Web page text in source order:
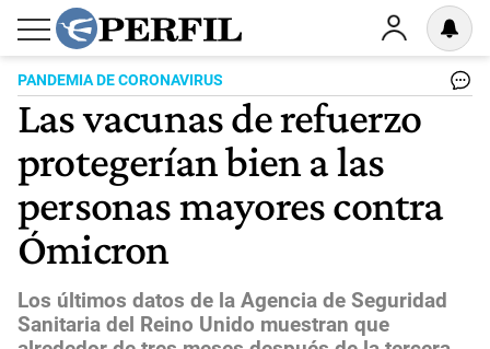
PANDEMIA DE CORONAVIRUS
Las vacunas de refuerzo
protegerían bien a las
personas mayores contra
Ómicron
Los últimos datos de la Agencia de Seguridad
Sanitaria del Reino Unido muestran que